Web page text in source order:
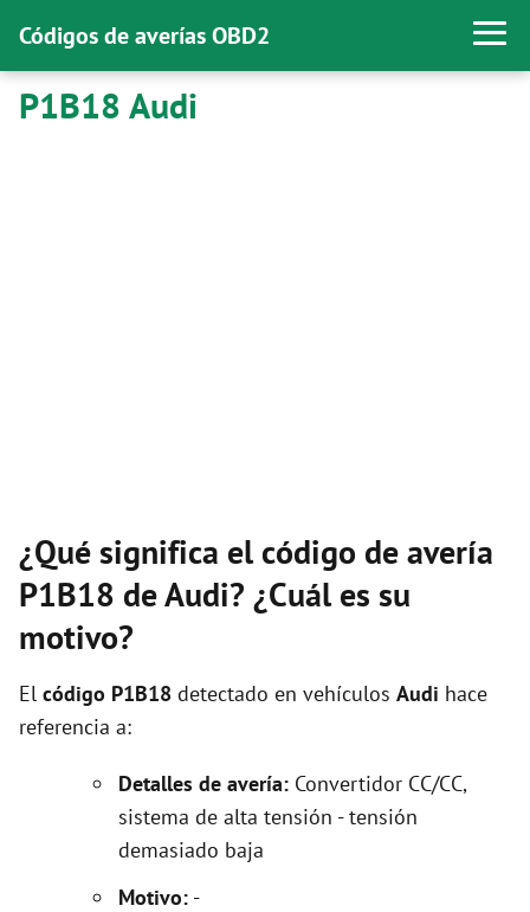
Códigos de averías OBD2
P1B18 Audi
¿Qué significa el código de avería
P1B18 de Audi? ¿Cuál es su
motivo?
El código P1B18 detectado en vehículos Audi hace
referencia a:
Detalles de avería: Convertidor CC/CC,
sistema de alta tensión - tensión
demasiado baja
Motivo: -